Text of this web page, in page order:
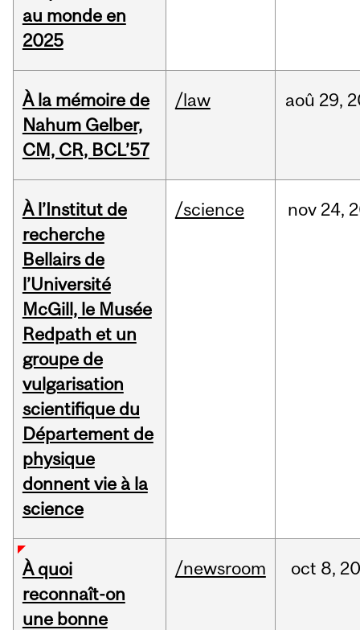
au monde en
2025
À la mémoire de
Nahum Gelber,
CM, CR, BCL’57
/law aoû 29,
À l’Institut de
recherche
Bellairs de
l’Université
McGill, le Musée
Redpath et un
groupe de
vulgarisation
scientifique du
Département de
physique
donnent vie à la
science
/science nov 24,
À quoi
reconnaît-on
une bonne
/newsroom oct 8,